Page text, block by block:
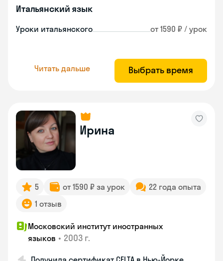
Итальянский язык
Уроки итальянского от 1590 ₽ / урок
Читать дальше Выбрать время
Ирина
5 от 1590 ₽ за урок
22 года опыта
1 отзыв
Московский институт иностранных
языков • 2003 г.